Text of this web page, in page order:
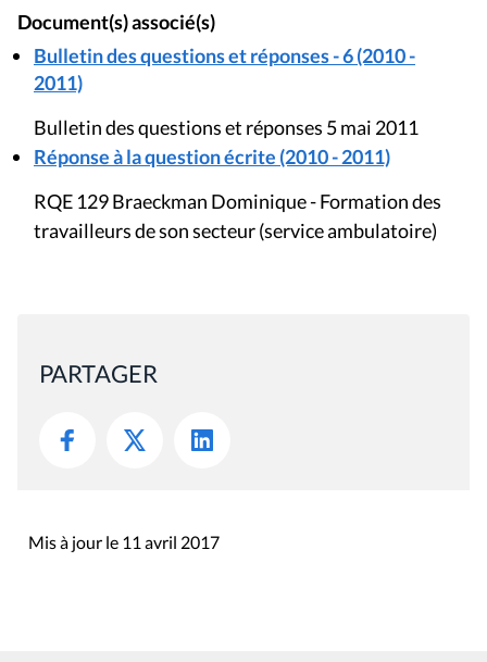
Document(s) associé(s)
Bulletin des questions et réponses - 6 (2010 -
2011)
Bulletin des questions et réponses 5 mai 2011
Réponse à la question écrite (2010 - 2011)
RQE 129 Braeckman Dominique - Formation des
travailleurs de son secteur (service ambulatoire)
PARTAGER
Mis à jour le 11 avril 2017